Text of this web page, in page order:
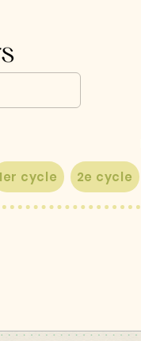
cycle 2e cycle